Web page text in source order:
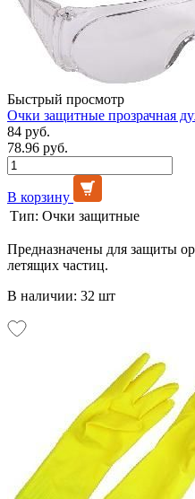
Быстрый просмотр
Очки защитные прозрачная
84 руб.
78.96 руб.
В корзину
Тип: Очки защитные
Предназначены для защиты
летящих частиц.
В наличии: 32 шт